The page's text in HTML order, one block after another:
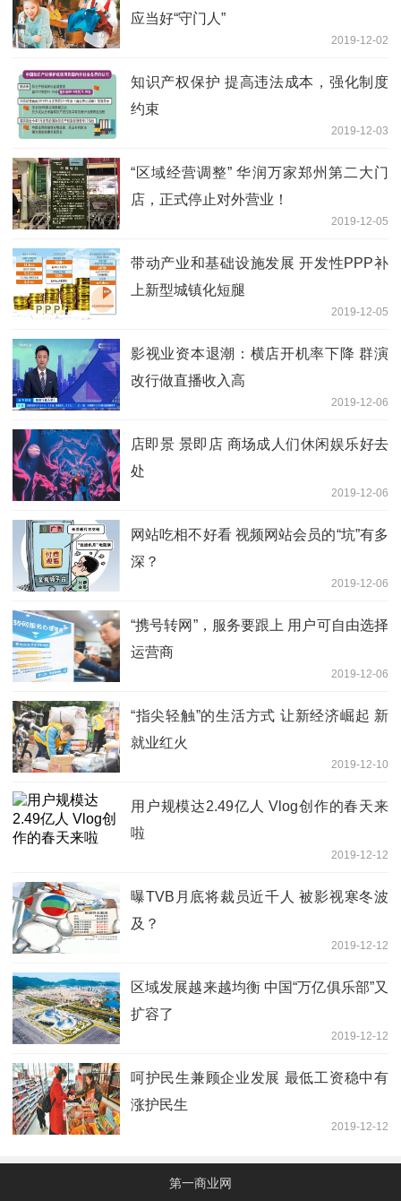
应当好“守门人”
2019-12-02
知识产权保护 提高违法成本，强化制度
约束
2019-12-03
“区域经营调整” 华润万家郑州第二大门
店，正式停止对外营业！
2019-12-05
带动产业和基础设施发展 开发性PPP补
上新型城镇化短腿
2019-12-05
影视业资本退潮：横店开机率下降 群演
改行做直播收入高
2019-12-06
店即景 景即店 商场成人们休闲娱乐好去
处
2019-12-06
网站吃相不好看 视频网站会员的“坑”有多
深？
2019-12-06
“携号转网”，服务要跟上 用户可自由选择
运营商
2019-12-06
“指尖轻触”的生活方式 让新经济崛起 新
就业红火
2019-12-10
用户规模达2.49亿人 Vlog创作的春天来
啦
2019-12-12
曝TVB月底将裁员近千人 被影视寒冬波
及？
2019-12-12
区域发展越来越均衡 中国“万亿俱乐部”又
扩容了
2019-12-12
呵护民生兼顾企业发展 最低工资稳中有
涨护民生
2019-12-12
第一商业网